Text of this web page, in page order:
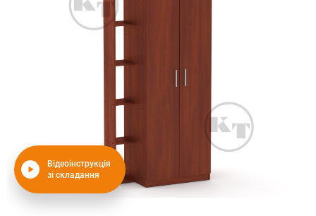
Відеоінструкція
зі складання